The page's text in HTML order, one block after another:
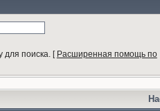
для поиска.[ Расширенная помощь по